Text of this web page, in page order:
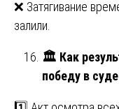
❌ Затягивание
залили.
🏛 Как
победу в